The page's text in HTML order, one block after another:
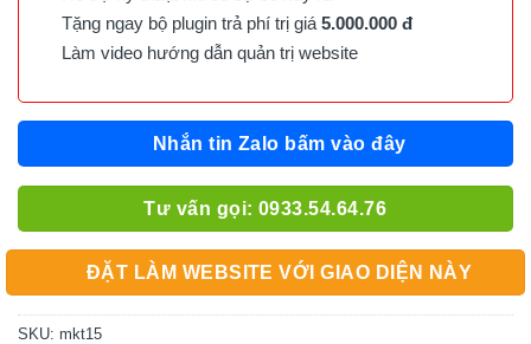
Tặng ngay bộ plugin trả phí trị giá 5.000.000 đ
Làm video hướng dẫn quản trị website
Nhắn tin Zalo bấm vào đây
Tư vấn gọi: 0933.54.64.76
ĐẶT LÀM WEBSITE VỚI GIAO DIỆN NÀY
SKU: mkt15